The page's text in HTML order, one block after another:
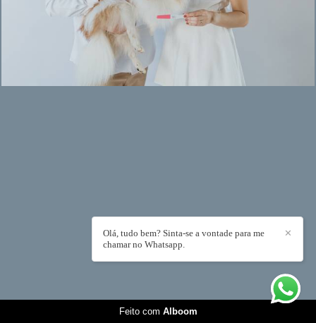
✕
Olá, tudo bem? Sinta-se a vontade para me
chamar no Whatsapp.
Feito com Alboom